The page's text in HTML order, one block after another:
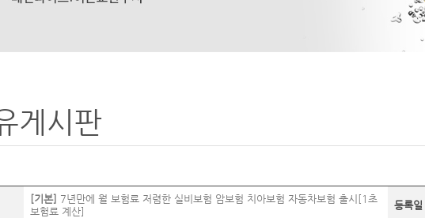
게시판
[기본] 7년만에 월 보험료 저렴한 실비보험 암보험 치아보험 자동차보험 출시[1초
보험료 계산]
등록일